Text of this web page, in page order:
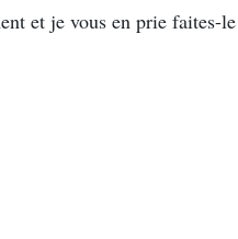
et je vous en prie faites-